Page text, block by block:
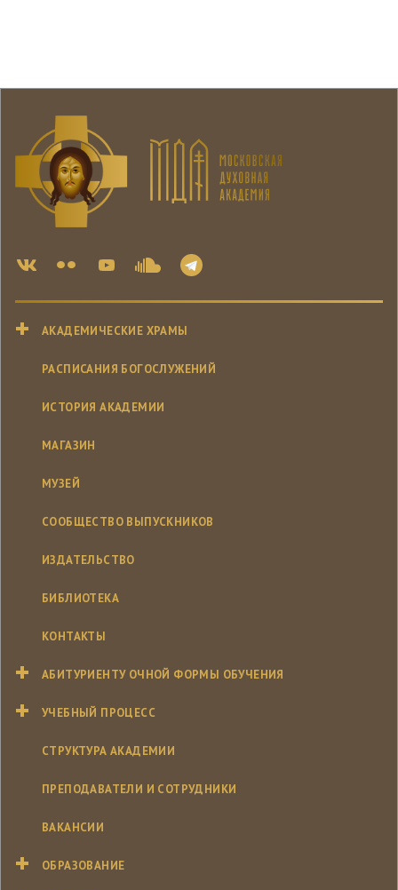
АКАДЕМИЧЕСКИЕ ХРАМЫ
РАСПИСАНИЯ БОГОСЛУЖЕНИЙ
ИСТОРИЯ АКАДЕМИИ
МАГАЗИН
МУЗЕЙ
СООБЩЕСТВО ВЫПУСКНИКОВ
ИЗДАТЕЛЬСТВО
БИБЛИОТЕКА
КОНТАКТЫ
АБИТУРИЕНТУ ОЧНОЙ ФОРМЫ ОБУЧЕНИЯ
УЧЕБНЫЙ ПРОЦЕСС
СТРУКТУРА АКАДЕМИИ
ПРЕПОДАВАТЕЛИ И СОТРУДНИКИ
ВАКАНСИИ
ОБРАЗОВАНИЕ